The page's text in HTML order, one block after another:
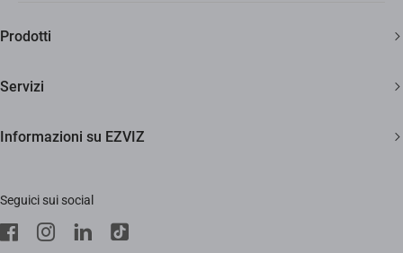
Prodotti
Citofonia e Spioncini
Servizi
Supporto
Stores
Informazioni su EZVIZ
EZVIZ Green
EZVIZ CSR
Seguici sui social